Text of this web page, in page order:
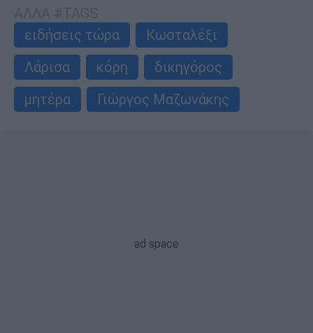
ειδήσεις τώρα
Κωσταλέξι
Λάρισα
κόρη
δικηγόρος
μητέρα
Γιώργος Μαζωνάκης